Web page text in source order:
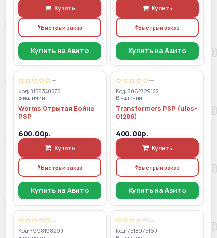
Купить
Быстрый заказ
Купить на Авито
Купить
Быстрый заказ
Купить на Авито
—
Код: 8158340575
В наличии
Worms Отрытая Война
PSP
600.00р.
Купить
Быстрый заказ
Купить на Авито
—
Код: 8062729122
В наличии
Transformers PSP (ules-
01286)
400.00р.
Купить
Быстрый заказ
Купить на Авито
—
Код: 7998198290
—
Код: 7518975160